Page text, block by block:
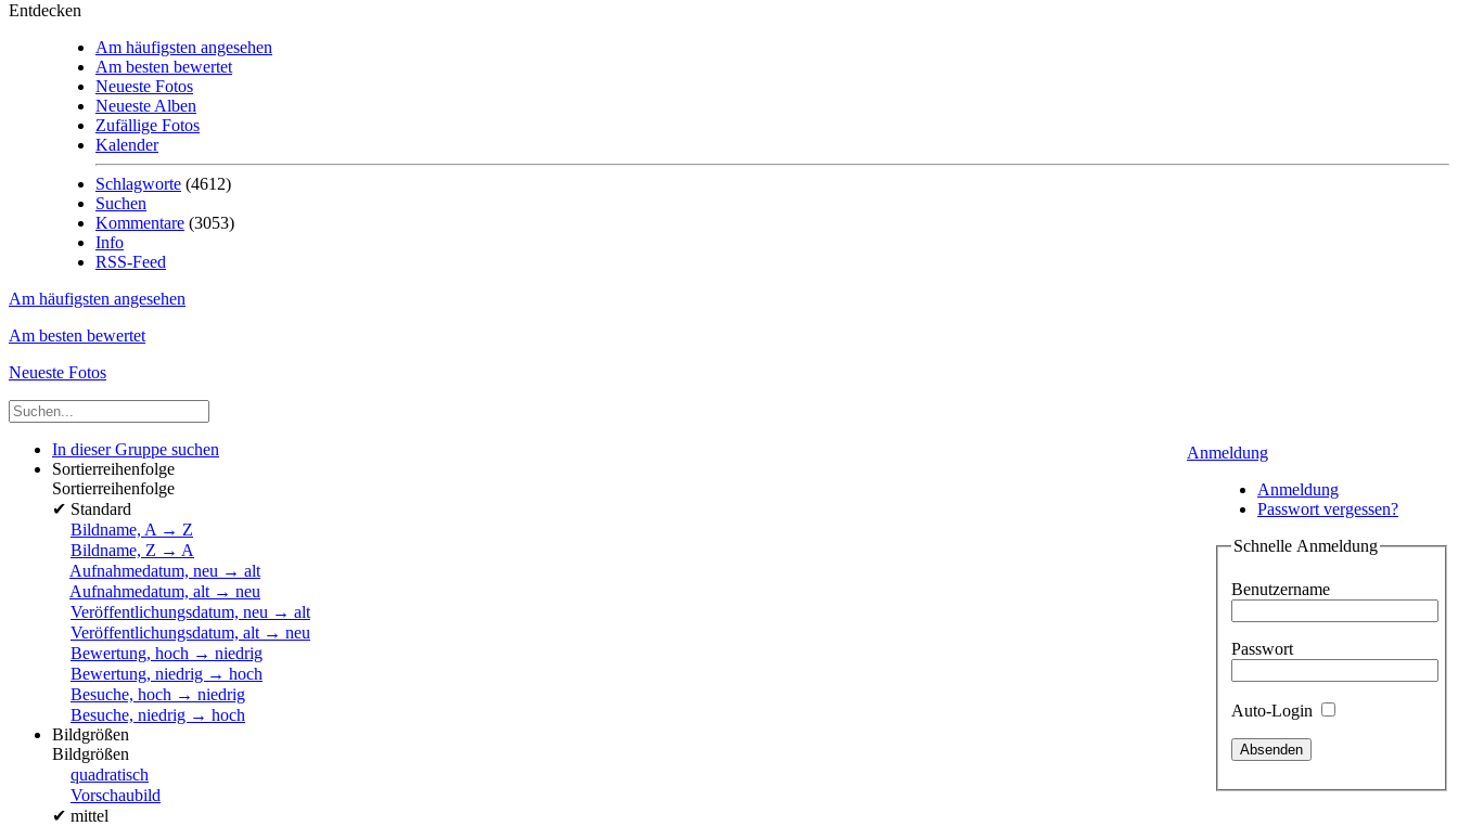
Entdecken
Am häufigsten angesehen
Am besten bewertet
Neueste Fotos
Neueste Alben
Zufällige Fotos
Kalender
Schlagworte (4612)
Suchen
Kommentare (3053)
Info
RSS-Feed
Am häufigsten angesehen
Am besten bewertet
Neueste Fotos
Anmeldung
Anmeldung
Passwort vergessen?
Schnelle Anmeldung
Benutzername
Passwort
Auto-Login
In dieser Gruppe suchen
Sortierreihenfolge
Sortierreihenfolge
✔ Standard
Bildname, A → Z
Bildname, Z → A
Aufnahmedatum, neu → alt
Aufnahmedatum, alt → neu
Veröffentlichungsdatum, neu → alt
Veröffentlichungsdatum, alt → neu
Bewertung, hoch → niedrig
Bewertung, niedrig → hoch
Besuche, hoch → niedrig
Besuche, niedrig → hoch
Bildgrößen
Bildgrößen
quadratisch
Vorschaubild
✔ mittel